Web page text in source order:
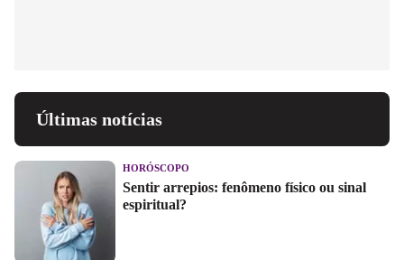
Últimas notícias
HORÓSCOPO
Sentir arrepios: fenômeno físico ou sinal
espiritual?